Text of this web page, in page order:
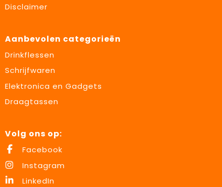
Disclaimer
Aanbevolen categorieën
Drinkflessen
Schrijfwaren
Elektronica en Gadgets
Draagtassen
Volg ons op:
Facebook
Instagram
LinkedIn